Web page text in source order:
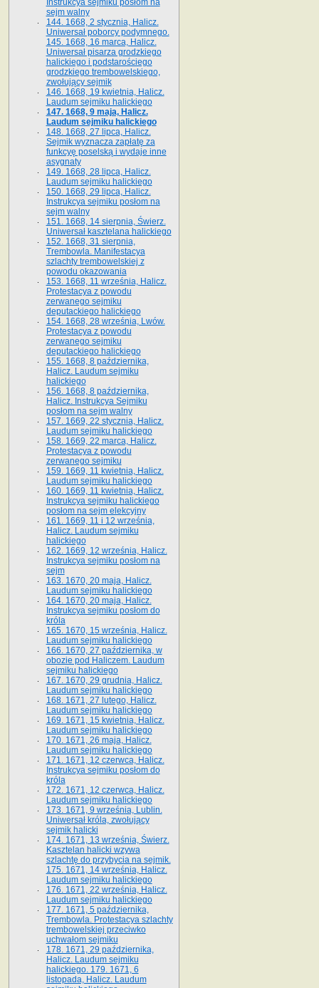
Instrukcya sejmiku posłom na
sejm walny
144. 1668, 2 stycznia, Halicz.
Uniwersał poborcy podymnego.
145. 1668, 16 marca, Halicz.
Uniwersał pisarza grodzkiego
halickiego i podstarościego
grodzkiego trembowelskiego,
zwołujący sejmik
146. 1668, 19 kwietnia, Halicz.
Laudum sejmiku halickiego
147. 1668, 9 maja, Halicz.
Laudum sejmiku halickiego
148. 1668, 27 lipca, Halicz.
Sejmik wyznacza zapłatę za
funkcyę poselską i wydaje inne
asygnaty
149. 1668, 28 lipca, Halicz.
Laudum sejmiku halickiego
150. 1668, 29 lipca, Halicz.
Instrukcya sejmiku posłom na
sejm walny
151. 1668, 14 sierpnia, Świerz.
Uniwersał kasztelana halickiego
152. 1668, 31 sierpnia,
Trembowla. Manifestacya
szlachty trembowelskiej z
powodu okazowania
153. 1668, 11 września, Halicz.
Protestacya z powodu
zerwanego sejmiku
deputackiego halickiego
154. 1668, 28 września, Lwów.
Protestacya z powodu
zerwanego sejmiku
deputackiego halickiego
155. 1668, 8 października,
Halicz. Laudum sejmiku
halickiego
156. 1668, 8 października,
Halicz. Instrukcya Sejmiku
posłom na sejm walny
157. 1669, 22 stycznia, Halicz.
Laudum sejmiku halickiego
158. 1669, 22 marca, Halicz.
Protestacya z powodu
zerwanego sejmiku
159. 1669, 11 kwietnia, Halicz.
Laudum sejmiku halickiego
160. 1669, 11 kwietnia, Halicz.
Instrukcya sejmiku halickiego
posłom na sejm elekcyjny
161. 1669, 11 i 12 września,
Halicz. Laudum sejmiku
halickiego
162. 1669, 12 września, Halicz.
Instrukcya sejmiku posłom na
sejm
163. 1670, 20 maja, Halicz.
Laudum sejmiku halickiego
164. 1670, 20 maja, Halicz.
Instrukcya sejmiku posłom do
króla
165. 1670, 15 września, Halicz.
Laudum sejmiku halickiego
166. 1670, 27 października, w
obozie pod Haliczem. Laudum
sejmiku halickiego
167. 1670, 29 grudnia, Halicz.
Laudum sejmiku halickiego
168. 1671, 27 lutego, Halicz.
Laudum sejmiku halickiego
169. 1671, 15 kwietnia, Halicz.
Laudum sejmiku halickiego
170. 1671, 26 maja, Halicz.
Laudum sejmiku halickiego
171. 1671, 12 czerwca, Halicz.
Instrukcya sejmiku posłom do
króla
172. 1671, 12 czerwca, Halicz.
Laudum sejmiku halickiego
173. 1671, 9 września, Lublin.
Uniwersał króla, zwołujący
sejmik halicki
174. 1671, 13 września, Świerz.
Kasztelan halicki wzywa
szlachtę do przybycia na sejmik.
175. 1671, 14 września, Halicz.
Laudum sejmiku halickiego
176. 1671, 22 września, Halicz.
Laudum sejmiku halickiego
177. 1671, 5 października,
Trembowla. Protestacya szlachty
trembowelskiej przeciwko
uchwałom sejmiku
178. 1671, 29 października,
Halicz. Laudum sejmiku
halickiego. 179. 1671, 6
listopada, Halicz. Laudum